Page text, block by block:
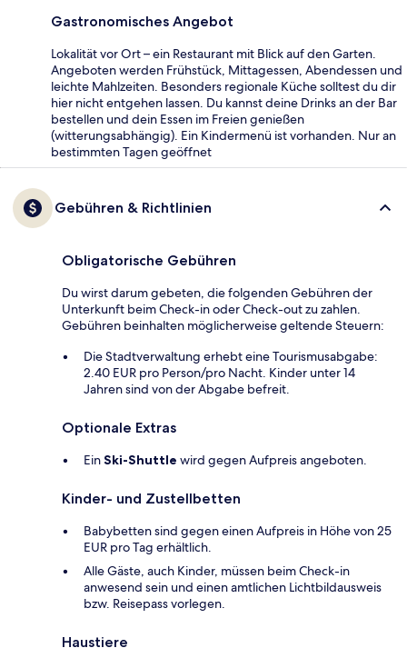
Gastronomisches Angebot
Lokalität vor Ort – ein Restaurant mit Blick auf den Garten.
Angeboten werden Frühstück, Mittagessen, Abendessen und
leichte Mahlzeiten. Besonders regionale Küche solltest du dir
hier nicht entgehen lassen. Du kannst deine Drinks an der Bar
bestellen und dein Essen im Freien genießen
(witterungsabhängig). Ein Kindermenü ist vorhanden. Nur an
bestimmten Tagen geöffnet
Gebühren & Richtlinien
Obligatorische Gebühren
Du wirst darum gebeten, die folgenden Gebühren der
Unterkunft beim Check-in oder Check-out zu zahlen.
Gebühren beinhalten möglicherweise geltende Steuern:
Die Stadtverwaltung erhebt eine Tourismusabgabe:
2.40 EUR pro Person/pro Nacht. Kinder unter 14
Jahren sind von der Abgabe befreit.
Optionale Extras
EinSki-Shuttle wird gegen Aufpreis angeboten.
Kinder- und Zustellbetten
Babybetten sind gegen einen Aufpreis in Höhe von 25
EUR pro Tag erhältlich.
Alle Gäste, auch Kinder, müssen beim Check-in
anwesend sein und einen amtlichen Lichtbildausweis
bzw. Reisepass vorlegen.
Haustiere